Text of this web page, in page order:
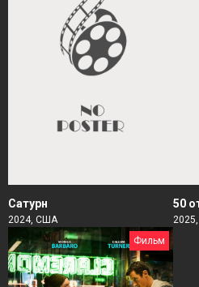
Сатурн
2024, США
50
Фильм